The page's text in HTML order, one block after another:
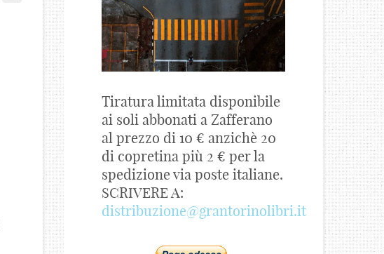
Tiratura limitata disponibile
ai soli abbonati a Zafferano
al prezzo di 10 € anzichè 20
di copretina più 2 € per la
spedizione via poste italiane.
SCRIVERE A:
distribuzione@grantorinolibri.it